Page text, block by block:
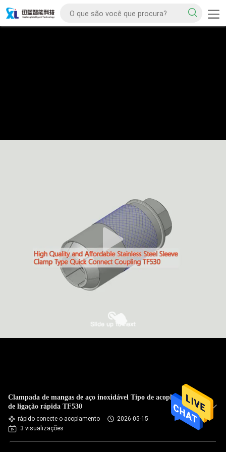
Clampada de mangas de aço inoxidável Tipo de acoplamento
de ligação rápida TF530
rápido conecte o acoplamento
2026-05-15
3 visualizações